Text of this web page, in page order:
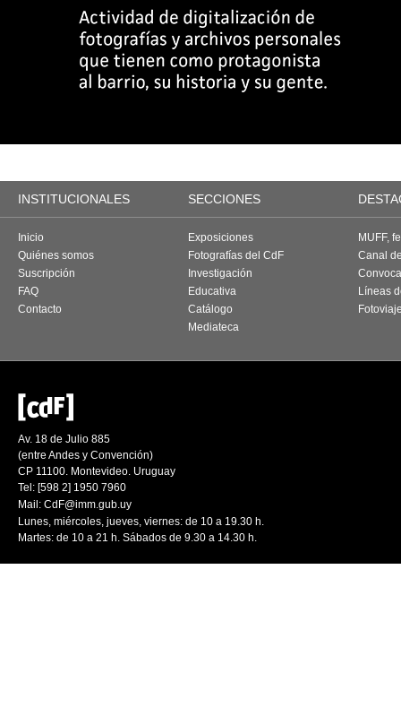
INSTITUCIONALES SECCIONES
Inicio
Quiénes somos
Suscripción
FAQ
Contacto
Exposiciones
Fotografías del CdF
Investigación
Educativa
Catálogo
Mediateca
MUFF,
Canal
Líneas
Av. 18 de Julio 885
(entre Andes y Convención)
CP 11100. Montevideo. Uruguay
Tel: [598 2] 1950 7960
Mail: CdF@imm.gub.uy
Lunes, miércoles, jueves, viernes: de 10 a 19.30 h.
Martes: de 10 a 21 h. Sábados de 9.30 a 14.30 h.